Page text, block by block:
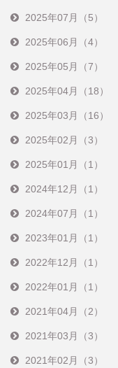
2025年07月（5）
2025年06月（4）
2025年05月（7）
2025年04月（18）
2025年03月（16）
2025年02月（3）
2025年01月（1）
2024年12月（1）
2024年07月（1）
2023年01月（1）
2022年12月（1）
2022年01月（1）
2021年04月（2）
2021年03月（3）
2021年02月（3）